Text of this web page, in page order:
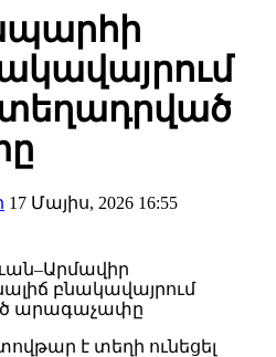
17 Մայիս, 2026 16:55
է տեղի ունեցել